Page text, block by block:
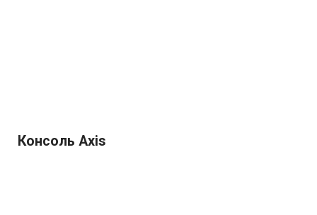
Консоль Axis